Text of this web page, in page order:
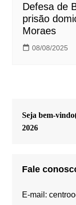
Defesa de
prisão
Moraes
08/08/2025
Seja bem-
2026
Fale
E-mail: